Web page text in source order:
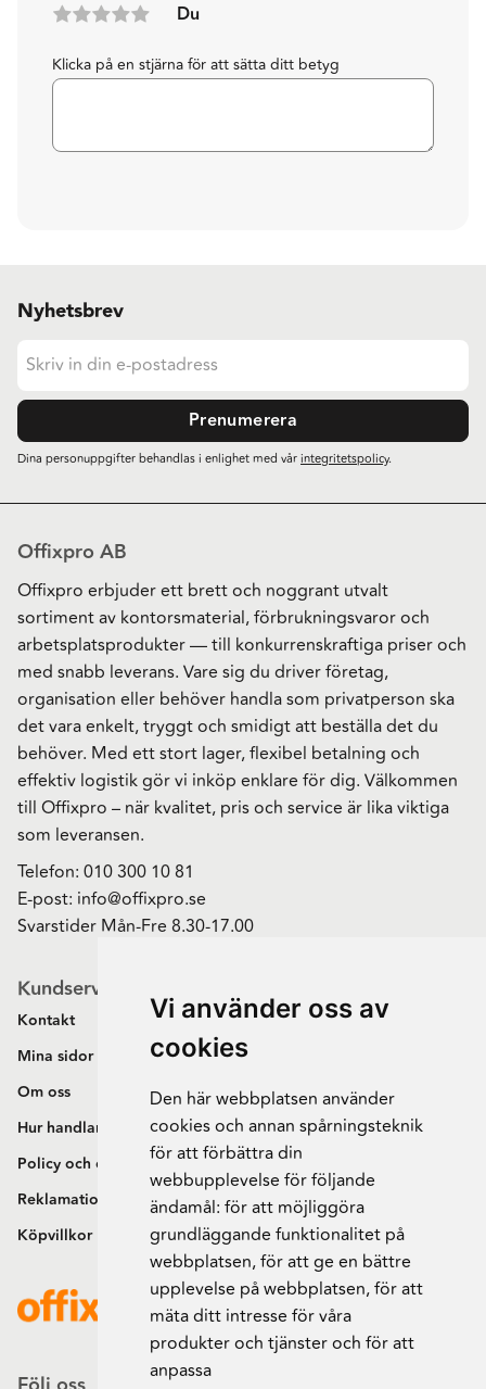
Vi använder oss av
cookies
Den här webbplatsen använder
cookies och annan spårningsteknik
för att förbättra din
webbupplevelse för följande
ändamål: för att möjliggöra
grundläggande funktionalitet på
webbplatsen,för att ge en bättre
upplevelse på webbplatsen,för att
mäta ditt intresse för våra
produkter och tjänster och för att
anpassa
Du
Klicka på en stjärna för att sätta ditt betyg
Nyhetsbrev
Prenumerera
Dina personuppgifter behandlas i enlighet med vårintegritetspolicy.
Offixpro AB
Offixpro erbjuder ett brett och noggrant utvalt
sortiment av kontorsmaterial, förbrukningsvaror och
arbetsplatsprodukter — till konkurrenskraftiga priser och
med snabb leverans. Vare sig du driver företag,
organisation eller behöver handla som privatperson ska
det vara enkelt, tryggt och smidigt att beställa det du
behöver. Med ett stort lager, flexibel betalning och
effektiv logistik gör vi inköp enklare för dig. Välkommen
till Offixpro – när kvalitet, pris och service är lika viktiga
som leveransen.
Telefon: 010 300 10 81
E-post: info@offixpro.se
Svarstider Mån-Fre 8.30-17.00
Kundservice
Kontakt
Mina sidor
Om oss
Hur handlar jag?
Policy och cookies
Reklamation och retur
Köpvillkor